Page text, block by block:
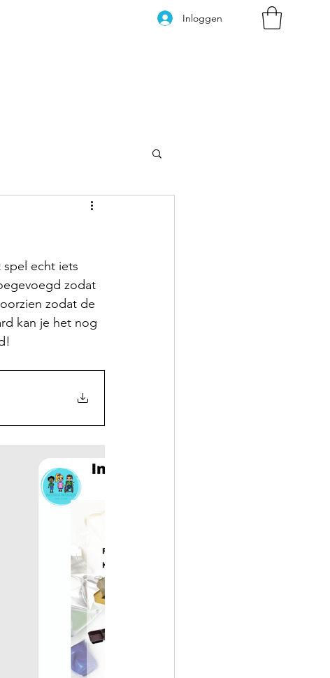
Inloggen
spel echt iets
zodat
zodat de
kan je het nog